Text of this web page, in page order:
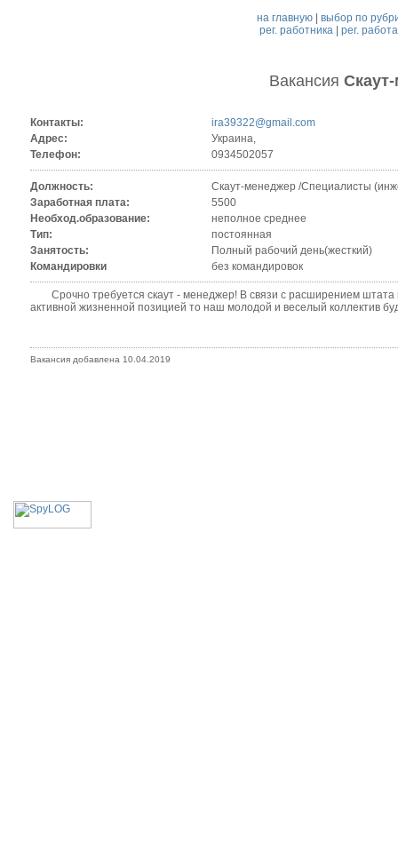
на главную |выбор по
рег. работника| рег.
Вакансия
Контакты:
ira39322@gmail.com
Адрес:
Украина,
Телефон:
0934502057
Должность:
Скаут-менеджер /Специалисты
Заработная плата:
5500
Необход.образование:
неполное среднее
Тип:
постоянная
Занятость:
Полный рабочий день(жесткий)
Командировки
без командировок
Срочно требуется скаут - менеджер! В связи с расширением штата
активной жизненной позицией то наш молодой и веселый коллектив
Вакансия добавлена 10.04.2019